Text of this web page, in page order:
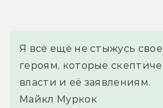
Я всё ещё не стыжусь
героям, которые
власти и её заявлениям.
Майкл Муркок